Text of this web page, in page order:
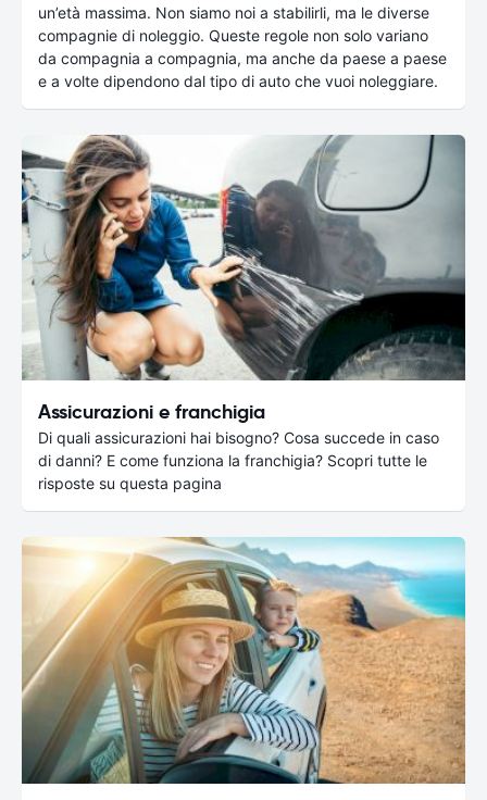
un’età massima. Non siamo noi a stabilirli, ma le diverse
compagnie di noleggio. Queste regole non solo variano
da compagnia a compagnia, ma anche da paese a paese
e a volte dipendono dal tipo di auto che vuoi noleggiare.
Assicurazioni e franchigia
Di quali assicurazioni hai bisogno? Cosa succede in caso
di danni? E come funziona la franchigia? Scopri tutte le
risposte su questa pagina